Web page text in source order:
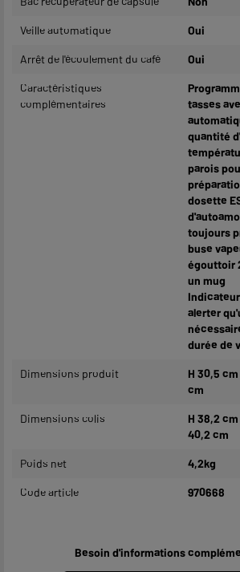
Veille automatique Oui
Arrêt de l'écoulement du café Oui
Caractéristiques
complémentaires
tasses
quantité
parois
dosette
toujours
buse
égouttoir
un mug
alerter
durée de
Dimensions produit
H 30,5
cm
Dimensions colis
H 38,2
40,2 cm
Poids net 4,2kg
Code article 970668
Besoin d'informations